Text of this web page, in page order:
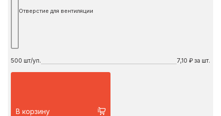
Отверстие для вентиляции
500 шт/уп. 7,10 ₽ за шт.
В корзину